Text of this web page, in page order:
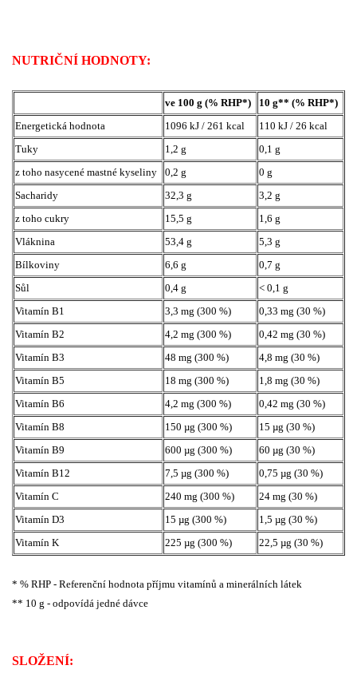
NUTRIČNÍ HODNOTY:
ve 100 g (% RHP*)
10 g** (% RHP*)
Energetická hodnota
1096 kJ / 261 kcal
110 kJ / 26 kcal
Tuky
1,2 g
0,1 g
z toho nasycené mastné kyseliny
0,2 g
0 g
Sacharidy
32,3 g
3,2 g
z toho cukry
15,5 g
1,6 g
Vláknina
53,4 g
5,3 g
Bílkoviny
6,6 g
0,7 g
Sůl
0,4 g
< 0,1 g
Vitamín B1
3,3 mg (300 %)
0,33 mg (30 %)
Vitamín B2
4,2 mg (300 %)
0,42 mg (30 %)
Vitamín B3
48 mg (300 %)
4,8 mg (30 %)
Vitamín B5
18 mg (300 %)
1,8 mg (30 %)
Vitamín B6
4,2 mg (300 %)
0,42 mg (30 %)
Vitamín B8
150 µg (300 %)
15 µg (30 %)
Vitamín B9
600 µg (300 %)
60 µg (30 %)
Vitamín B12
7,5 µg (300 %)
0,75 µg (30 %)
Vitamín C
240 mg (300 %)
24 mg (30 %)
Vitamín D3
15 µg (300 %)
1,5 µg (30 %)
Vitamín K
225 µg (300 %) 22,5 µg (30 %)
* % RHP - Referenční hodnota příjmu vitamínů a minerálních látek
** 10 g - odpovídá jedné dávce
SLOŽENÍ: